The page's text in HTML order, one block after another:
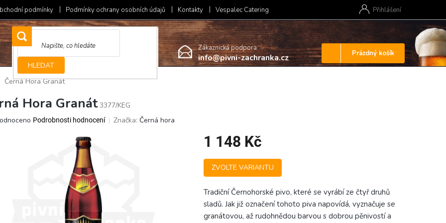
podmínky Podmínky ochrany osobních údajů Kontakty Vespalec Catering Přihlášení
HLEDAT
Zákaznická podpora:
info@pivni-zachranka.cz
Nákupní
košík
Prázdný košík
Černá Hora Granát
Hora Granát 3377/KEG
Podrobnosti hodnocení Značka: Černá hora
1 148 Kč
Měrná
cena:
ZVOLTE VARIANTU
Tradiční Černohorské pivo, které se vyrábí ze čtyř druhů
sladů. Jak již označení tohoto piva napovídá, vyznačuje se
granátovou, až rudohnědou barvou s dobrou pěnivostí a